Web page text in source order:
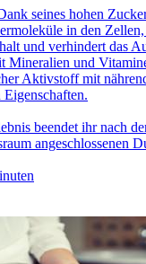
seines hohen
in den Zellen,
und verhindert das
Mineralien und
Aktivstoff mit
Eigenschaften.
beendet ihr nach
angeschlossenen